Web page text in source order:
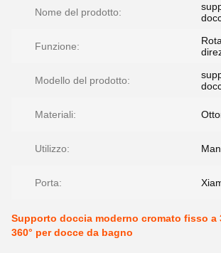
Nome del prodotto:
Funzione:
Modello del prodotto:
Materiali:
Utilizzo:
Porta:
Supporto doccia moderno cromato fisso a
360° per docce da bagno